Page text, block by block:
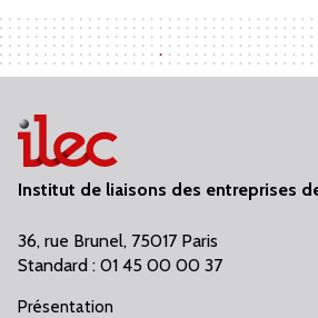
Institut de liaisons des entreprises
36, rue Brunel, 75017 Paris
Standard : 01 45 00 00 37
Présentation